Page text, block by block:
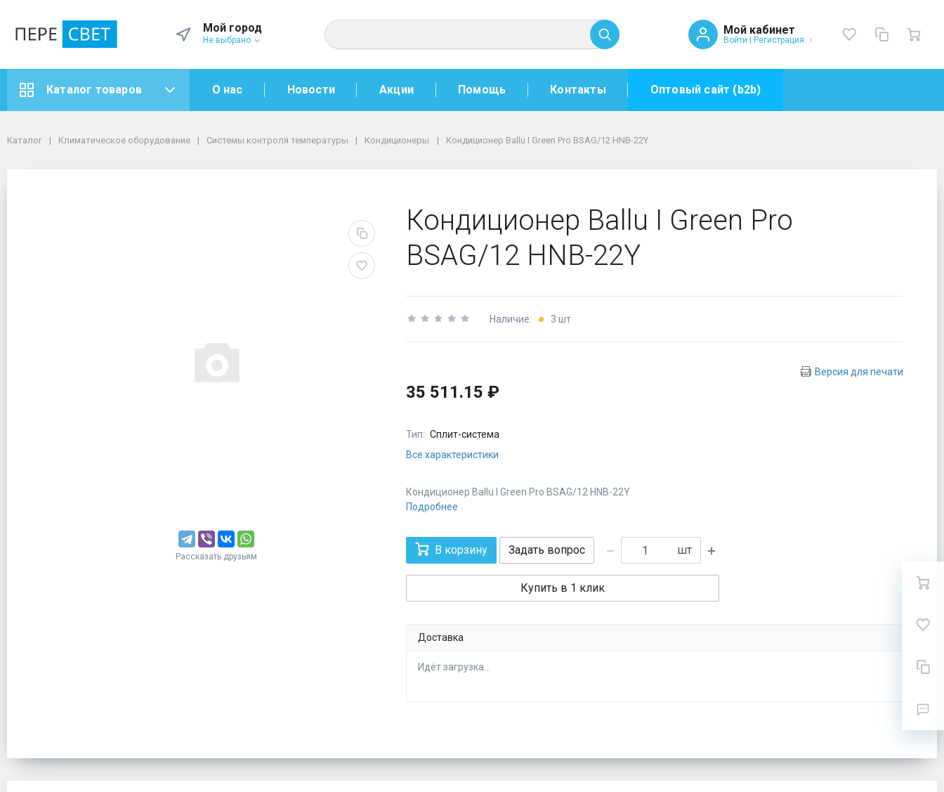
Мой город
Не выбрано
Мой кабинет
Войти | Регистрация
Каталог товаров О нас Новости Акции Помощь Контакты Оптовый сайт (b2b)
Каталог
Климатическое оборудование
Кондиционеры
Кондиционер Ballu I Green Pro BSAG/12 HNB-22Y
Каталог Климатическое оборудование Системы контроля температуры Кондиционеры Кондиционер Ballu I Green Pro BSAG/12 HNB-22Y
Рассказать друзьям
Кондиционер Ballu I Green Pro
BSAG/12 HNB-22Y
Наличие: 3 шт
Версия для печати
35 511.15 ₽
Тип: Сплит-система
Все характеристики
Кондиционер Ballu I Green Pro BSAG/12 HNB-22Y
Подробнее
В корзину Задать вопрос шт
Купить в 1 клик
Доставка
Идёт загрузка...